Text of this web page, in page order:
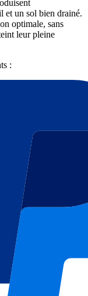
et un sol bien drainé.
optimale, sans
leur pleine
: